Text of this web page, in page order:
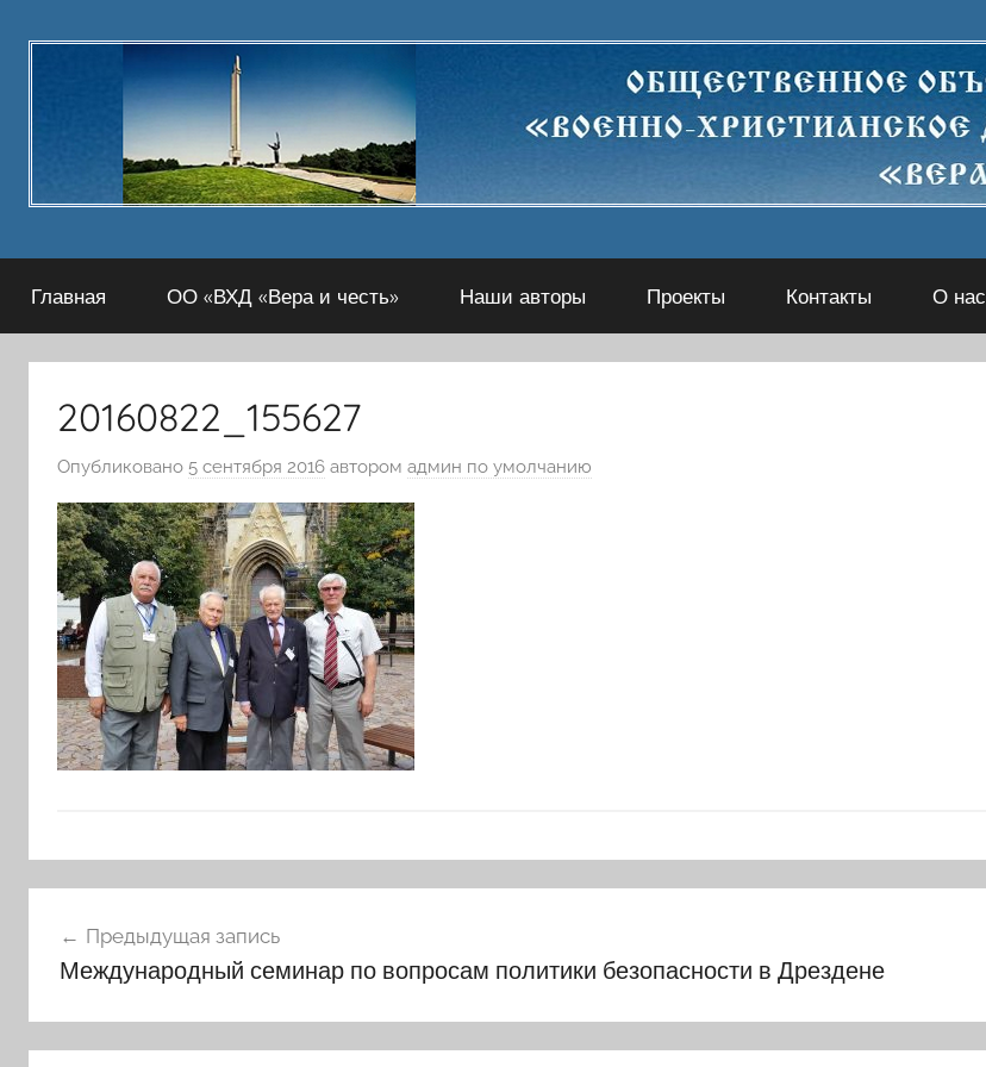
содержимому
Главная ОО «ВХД «Вера и честь» Наши авторы Проекты Контакты О нас
20160822_155627
Опубликовано 5 сентября 2016 автором админ по умолчанию
по
записям
Предыдущая запись
Международный семинар по вопросам политики безопасности в Дрездене